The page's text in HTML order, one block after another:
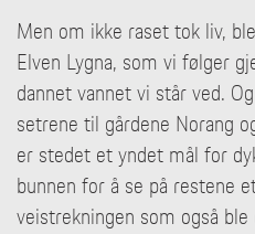
Men om ikke raset tok liv,
Elven Lygna, som vi følger
dannet vannet vi står ved.
setrene til gårdene Norang
er stedet et yndet mål for
bunnen for å se på restene
veistrekningen som også